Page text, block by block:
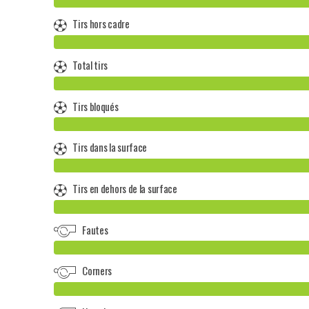
Tirs hors cadre
Total tirs
Tirs bloqués
Tirs dans la surface
Tirs en dehors de la surface
Fautes
Corners